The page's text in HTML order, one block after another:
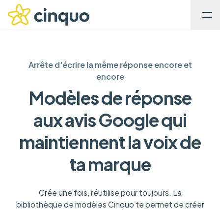
Arrête d'écrire la même réponse encore et
encore
Modèles de réponse
aux avis Google qui
maintiennent la voix de
ta marque
Crée une fois, réutilise pour toujours. La
bibliothèque de modèles Cinquo te permet de créer